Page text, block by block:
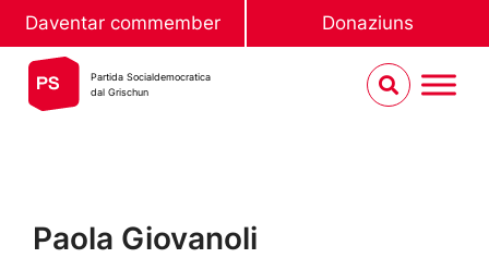
Daventar commember Donaziuns
Partida Socialdemocratica
dal Grischun
Paola Giovanoli